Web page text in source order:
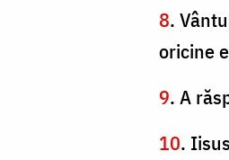
8.
oricine
9. A
10.